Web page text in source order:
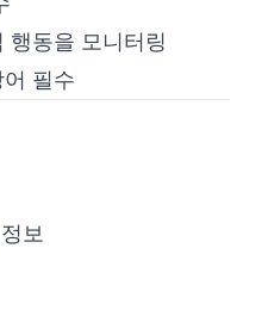
행동을 모니터링
필수
보